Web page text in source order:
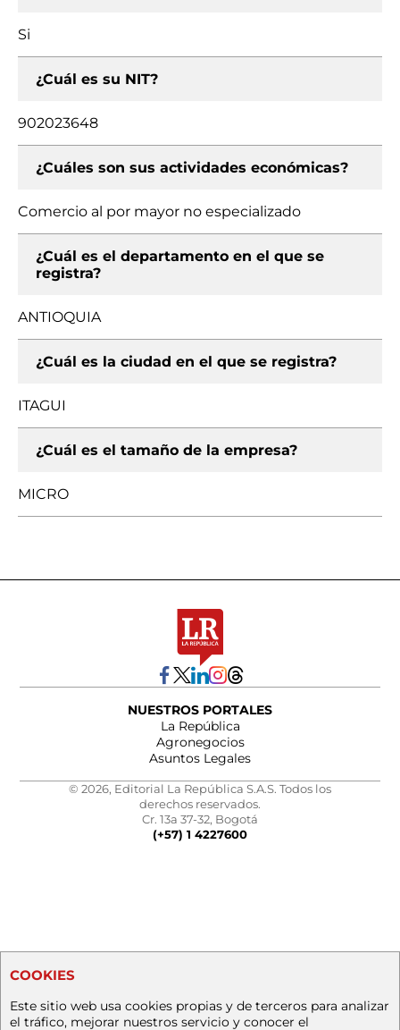
Si
¿Cuál es su NIT?
902023648
¿Cuáles son sus actividades económicas?
Comercio al por mayor no especializado
¿Cuál es el departamento en el que se
registra?
ANTIOQUIA
¿Cuál es la ciudad en el que se registra?
ITAGUI
¿Cuál es el tamaño de la empresa?
MICRO
NUESTROS PORTALES
La República
Agronegocios
Asuntos Legales
© 2026, Editorial La República S.A.S. Todos los
derechos reservados.
Cr. 13a 37-32, Bogotá
(+57) 1 4227600
COOKIES
Este sitio web usa cookies propias y de terceros para analizar
el tráfico, mejorar nuestros servicio y conocer el